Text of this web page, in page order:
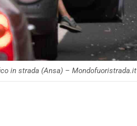
in strada (Ansa) – Mondofuoristrada.it